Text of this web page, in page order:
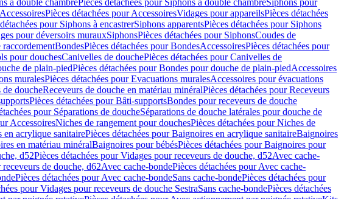
à double chambrePièces détachées pour Siphons à double chambreSiphons pour
AccessoiresPièces détachées pour AccessoiresVidages pour appareilsPièces détachées
pour Siphons à encastrerSiphons apparentsPièces détachées pour Siphons
pour déversoirs murauxSiphonsPièces détachées pour SiphonsCoudes de
raccordementBondesPièces détachées pour BondesAccessoiresPièces détachées pour
pour douchesCanivelles de douchePièces détachées pour Canivelles de
de plain-piedPièces détachées pour Bondes pour douche de plain-piedAccessoires
muralesPièces détachées pour Evacuations muralesAccessoires pour évacuations
de doucheReceveurs de douche en matériau minéralPièces détachées pour Receveurs
Pièces détachées pour Bâti-supportsBondes pour receveurs de douche
pour Séparations de doucheSéparations de douche latérales pour douche de
AccessoiresNiches de rangement pour douchesPièces détachées pour Niches de
en acrylique sanitairePièces détachées pour Baignoires en acrylique sanitaireBaignoires
en matériau minéralBaignoires pour bébésPièces détachées pour Baignoires pour
d52Pièces détachées pour Vidages pour receveurs de douche, d52Avec cache-
de douche, d62Avec cache-bondePièces détachées pour Avec cache-
Pièces détachées pour Avec cache-bondeSans cache-bondePièces détachées pour
pour Vidages pour receveurs de douche SestraSans cache-bondePièces détachées